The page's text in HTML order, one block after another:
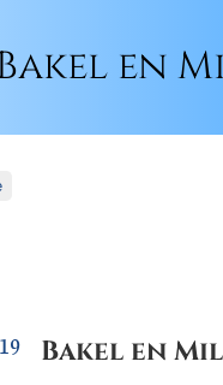
en
Bakel en